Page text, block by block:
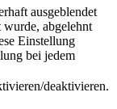
ausgeblendet
abgelehnt
Einstellung
bei jedem
deaktivieren.